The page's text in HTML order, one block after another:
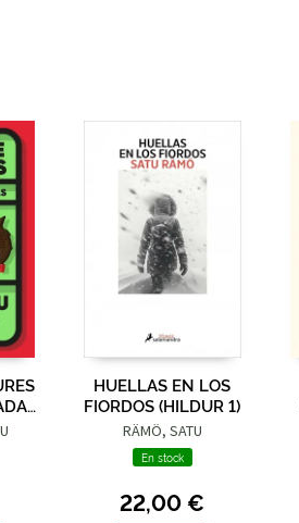
·
HUELLAS EN LOS
FIORDOS (HILDUR 1)
RÄMÖ, SATU
En stock
22,00 €